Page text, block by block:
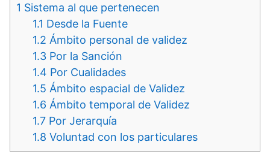
1 Sistema al que pertenecen
1.1 Desde la Fuente
1.2 Ámbito personal de validez
1.3 Por la Sanción
1.4 Por Cualidades
1.5 Ámbito espacial de Validez
1.6 Ámbito temporal de Validez
1.7 Por Jerarquía
1.8 Voluntad con los particulares